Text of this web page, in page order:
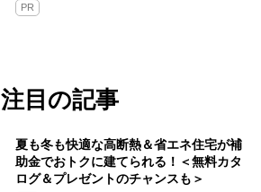
PR
注目の記事
夏も冬も快適な高断熱＆省エネ住宅が補
助金でおトクに建てられる！＜無料カタ
ログ＆プレゼントのチャンスも＞